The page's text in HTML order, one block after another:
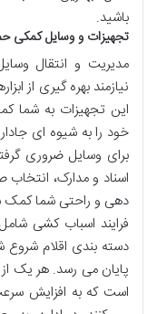
باشید.
تجهیزات و وسایل کمکی
مدیریت و انتقال
نیازمند بهره گیری از
این تجهیزات به شما
خود را به شیوه ای جادار
برای وسایل ضروری
اسناد و مدارک، انتخاب
دهی و راحتیشما کمک
فرایند اسباب کشی
دسته بندی اقلام شروع
پایان می رسد. هر یک از
است که به افزایش